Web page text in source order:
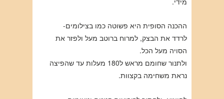
ההכנה הסופית היא פשוטה כמו בצילומים-
לרדד את הבצק, למרוח ברוטב מעל ולפזר את
הסויה מעל הכל.
ולתנור שחומם מראש ל180 מעלות עד שהפיצה
נראת משחימה בקצוות.